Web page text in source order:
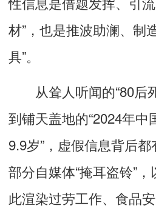
材”，也是推波助澜、制
具”。
从耸人听闻的“80后死
到铺天盖地的“2024年
9.9岁”，虚假信息背后都
部分自媒体“掩耳盗铃”，
此渲染过劳工作、食品